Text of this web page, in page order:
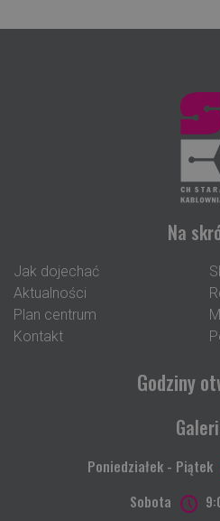
Na
Jak dojechać
Aktualności
Plan centrum
Kontakt
Godziny
Poniedziałek - Piątek
Sobota